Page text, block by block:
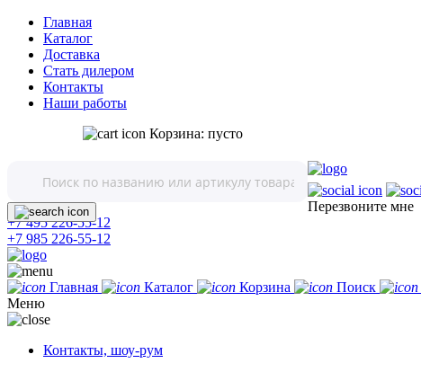
Главная
Каталог
Доставка
Стать дилером
Контакты
Наши работы
Корзина: пусто
Перезвоните мне
+7 495 226-55-12
+7 985 226-55-12
Главная Каталог Корзина Поиск
Меню
Контакты, шоу-рум